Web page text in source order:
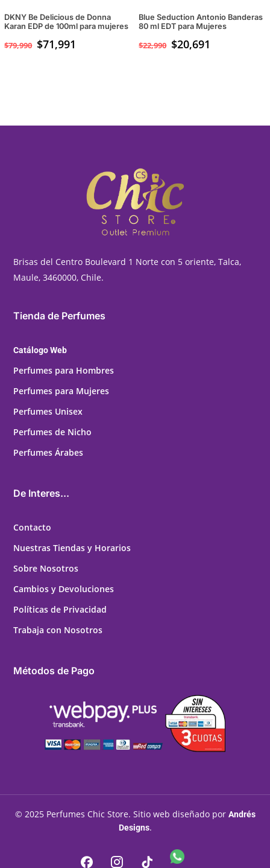
DKNY Be Delicious de Donna
Karan EDP de 100ml para mujeres
$79,990 $71,991
Blue Seduction Antonio Banderas
80 ml EDT para Mujeres
$22,990 $20,691
Brisas del Centro Boulevard 1 Norte con 5 oriente, Talca,
Maule, 3460000, Chile.
Tienda de Perfumes
Catálogo Web
Perfumes para Hombres
Perfumes para Mujeres
Perfumes Unisex
Perfumes de Nicho
Perfumes Árabes
De Interes...
Contacto
Nuestras Tiendas y Horarios
Sobre Nosotros
Cambios y Devoluciones
Políticas de Privacidad
Trabaja con Nosotros
Métodos de Pago
© 2025 Perfumes Chic Store. Sitio web diseñado por Andrés
Designs.
FacebookInstagramTiktok WhatsApp